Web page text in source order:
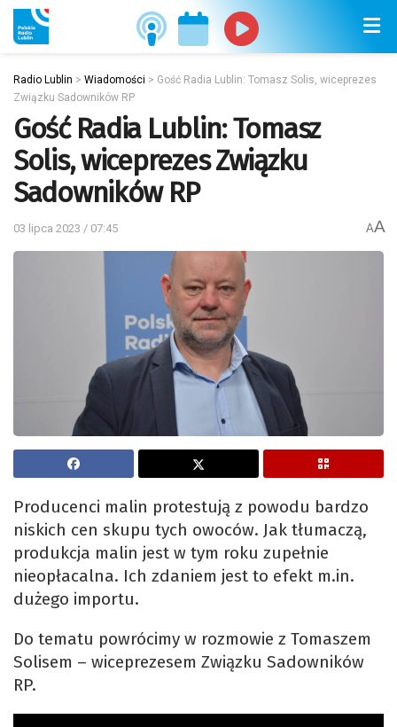
Radio Lublin > Wiadomości > Gość Radia Lublin: Tomasz Solis, wiceprezes
Związku Sadowników RP
Gość Radia Lublin: Tomasz
Solis, wiceprezes Związku
Sadowników RP
03 lipca 2023 / 07:45 AA
Producenci malin protestują z powodu bardzo
niskich cen skupu tych owoców. Jak tłumaczą,
produkcja malin jest w tym roku zupełnie
nieopłacalna. Ich zdaniem jest to efekt m.in.
dużego importu.
Do tematu powrócimy w rozmowie z Tomaszem
Solisem – wiceprezesem Związku Sadowników
RP.